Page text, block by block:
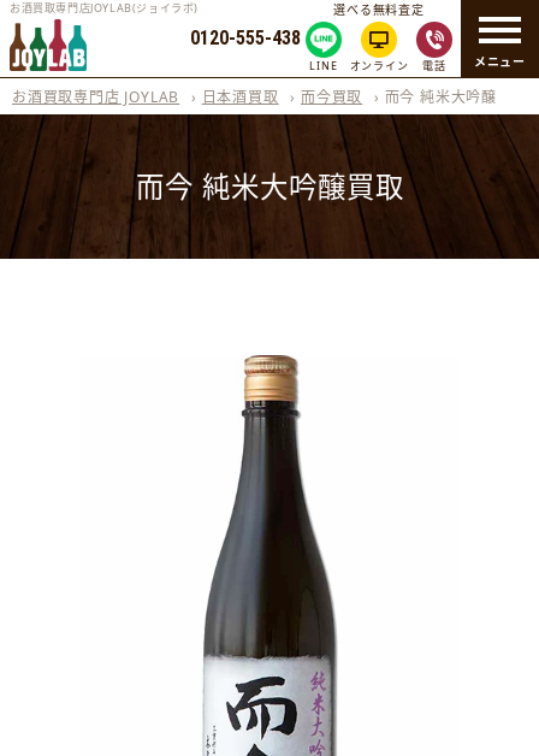
メニュー
お酒買取専門店JOYLAB(ジョイラボ)
0120-555-438
選べる無料査定
LINE オンライン 電話
お酒買取専門店 JOYLAB › 日本酒買取 ›而今買取 › 而今 純米大吟醸
而今 純米大吟醸買取